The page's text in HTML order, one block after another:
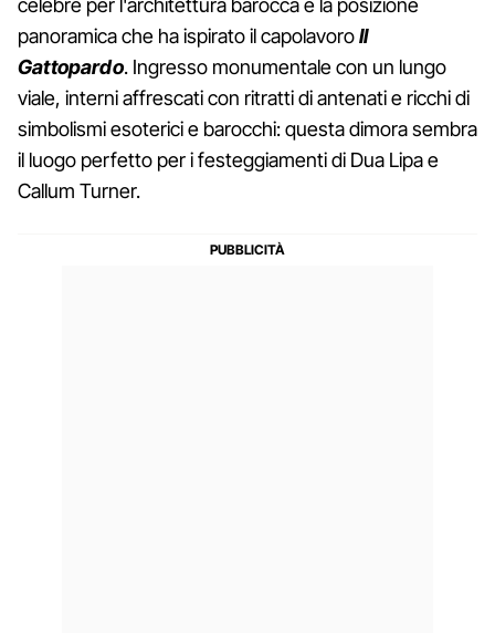
panoramica che ha ispirato il capolavoroIl
Gattopardo. Ingresso monumentale con un lungo
viale, interni affrescati con ritratti di antenati e ricchi di
simbolismi esoterici e barocchi: questa dimora sembra
il luogo perfetto per i festeggiamenti di Dua Lipa e
Callum Turner.